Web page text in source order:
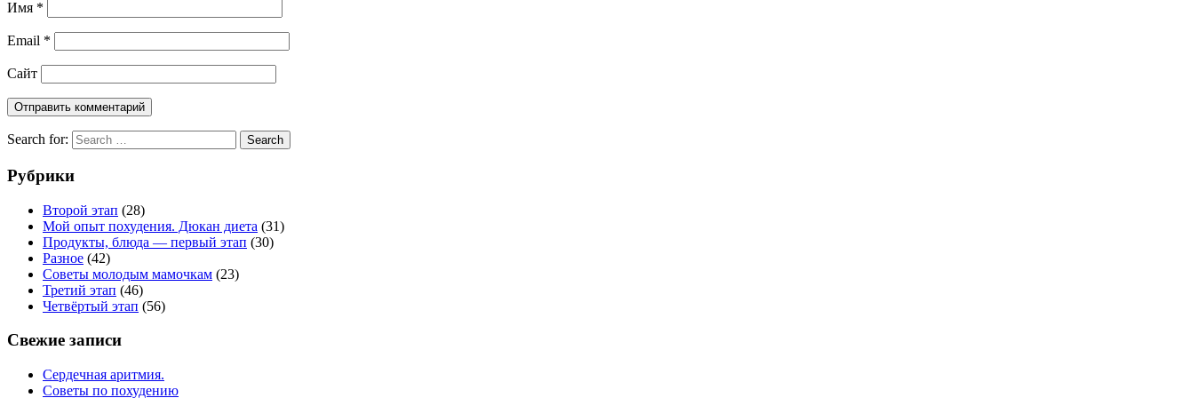
Имя *
Email *
Сайт
Search for: Search
Рубрики
Второй этап (28)
Мой опыт похудения. Дюкан диета (31)
Продукты, блюда — первый этап (30)
Разное (42)
Советы молодым мамочкам (23)
Третий этап (46)
Четвёртый этап (56)
Свежие записи
Сердечная аритмия.
Советы по похудению